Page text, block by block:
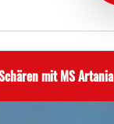
mit MS Artania